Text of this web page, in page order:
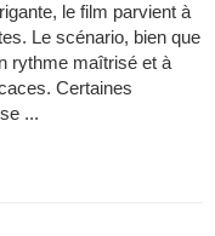
le film parvient à
Le scénario, bien que
rythme maîtrisé et à
Certaines
...